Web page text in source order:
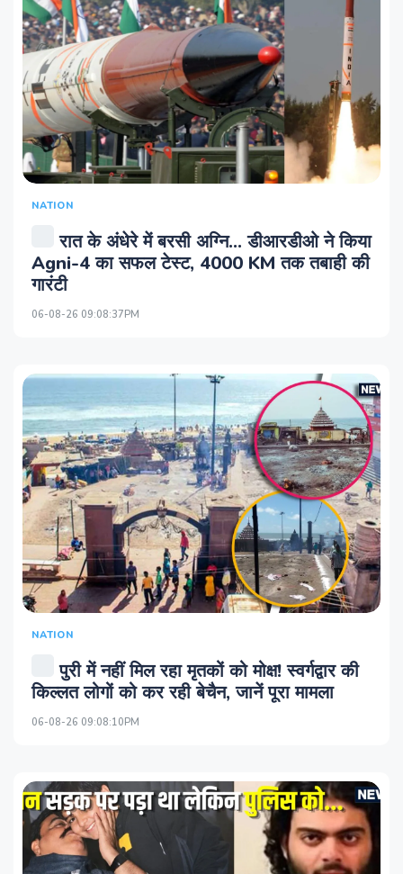
NATION
रात के अंधेरे में बरसी अग्नि... डीआरडीओ ने किया
Agni-4 का सफल टेस्‍ट, 4000 KM तक तबाही की
गारंटी
06-08-26 09:08:37PM
NATION
पुरी में नहीं मिल रहा मृतकों को मोक्ष! स्‍वर्गद्वार की
किल्‍लत लोगों को कर रही बेचैन, जानें पूरा मामला
06-08-26 09:08:10PM